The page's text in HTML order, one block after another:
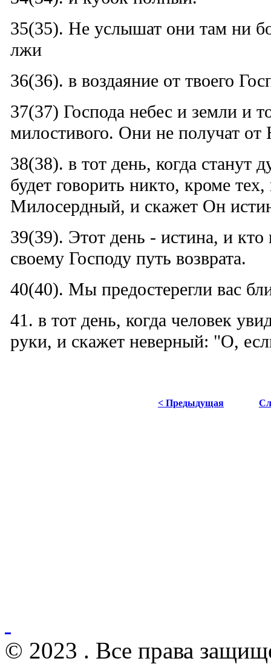
35(35). Не услышат они там ни
лжи
36(36). в воздаяние от твоего
37(37) Господа небес и земли и
милостивого. Они не получат от
38(38). в тот день, когда станут
будет говорить никто, кроме
Милосердный, и скажет Он
39(39). Этот день - истина, и кто
своему Господу путь возврата.
40(40). Мы предостерегли вас
41. в тот день, когда человек
руки, и скажет неверный: "О,
< Предыдущая
© 2023 . Все права